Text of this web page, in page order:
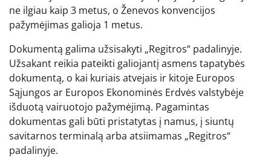
ne ilgiau kaip 3 metus, o Ženevos konvencijos
pažymėjimas galioja 1 metus.
Dokumentą galima užsisakyti „Regitros“ padalinyje.
Užsakant reikia pateikti galiojantį asmens tapatybės
dokumentą, o kai kuriais atvejais ir kitoje Europos
Sąjungos ar Europos Ekonominės Erdvės valstybėje
išduotą vairuotojo pažymėjimą. Pagamintas
dokumentas gali būti pristatytas į namus, į siuntų
savitarnos terminalą arba atsiimamas „Regitros“
padalinyje.